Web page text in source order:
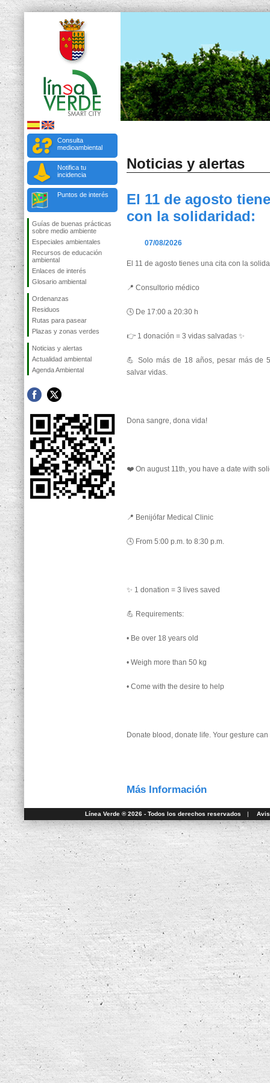
Consulta
medioambiental
Notifica tu
incidencia
Puntos de interés
Guías de buenas prácticas
sobre medio ambiente
Especiales ambientales
Recursos de educación
ambiental
Enlaces de interés
Glosario ambiental
Ordenanzas
Residuos
Rutas para pasear
Plazas y zonas verdes
Noticias y alertas
Actualidad ambiental
Agenda Ambiental
Noticias y alertas
El 11 de agosto
con la solidaridad:
07/08/2026
El 11 de agosto tienes una cita con la
📍 Consultorio médico
🕓 De 17:00 a 20:30 h
👉 1 donación = 3 vidas salvadas ✨
💪 Solo más de 18 años, pesar más de
salvar vidas.
Dona sangre, dona vida!
❤️ On august 11th, you have a date with
📍 Benijófar Medical Clinic
🕓 From 5:00 p.m. to 8:30 p.m.
✨ 1 donation = 3 lives saved
💪 Requirements:
• Be over 18 years old
• Weigh more than 50 kg
• Come with the desire to help
Donate blood, donate life. Your gesture
Más Información
Línea Verde ® 2026 - Todos los derechos reservados |